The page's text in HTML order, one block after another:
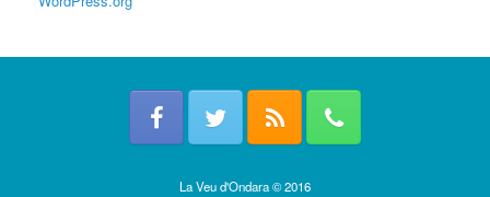
La Veu d'Ondara © 2016